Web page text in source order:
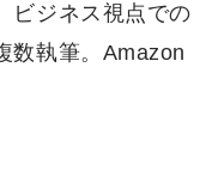
ビジネス視点での
数執筆。Amazon